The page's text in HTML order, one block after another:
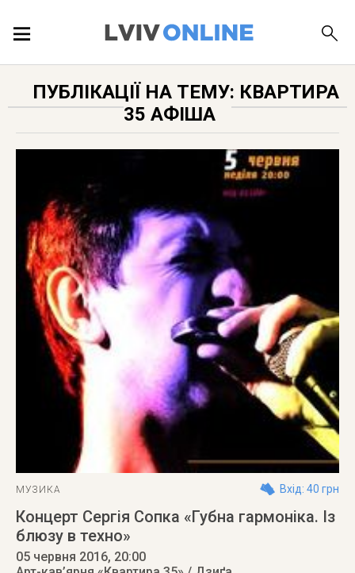
ПУБЛІКАЦІЇ
ДОВІДКА
ПУБЛІКАЦІЇ НА ТЕМУ: КВАРТИРА
35 АФІША
МУЗИКА Вхід: 40 грн
Концерт Сергія Сопка «Губна гармоніка. Із
блюзу в техно»
05 червня 2016, 20:00